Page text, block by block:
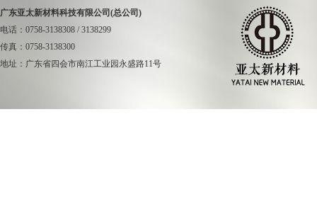
广东亚太新材料科技有限公司(总公司)
电话：0758-3138308 / 3138299
传真：0758-3138300
地址：广东省四会市南江工业园永盛路11号